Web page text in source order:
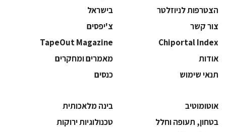
הצטרפות לניוזלטר
בישראל
צור קשר
צ'יפסים
Chiportal Index
TapeOut Magazine
אודות
מאמרים ומחקרים
תנאי שימוש
כנסים
אוטומוטיב
בינה מלאכותית
בטחון, תעופה וחלל
‫טכנולוגיות ירוקות‬